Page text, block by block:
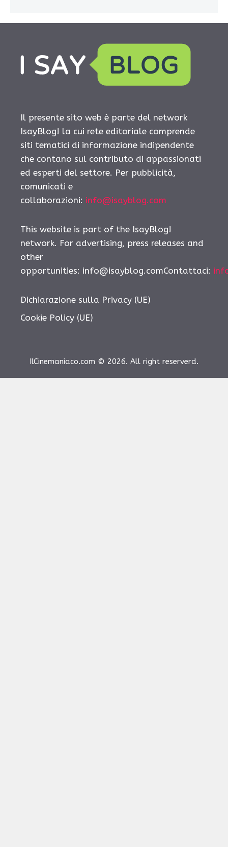
Il presente sito web è parte del network
IsayBlog! la cui rete editoriale comprende
siti tematici di informazione indipendente
che contano sul contributo di appassionati
ed esperti del settore. Per pubblicità,
comunicati e
collaborazioni: info@isayblog.com
This website is part of the IsayBlog!
network. For advertising, press releases and
other
opportunities: info@isayblog.comContattaci:
Dichiarazione sulla Privacy (UE)
Cookie Policy (UE)
IlCinemaniaco.com © 2026. All right reserverd.